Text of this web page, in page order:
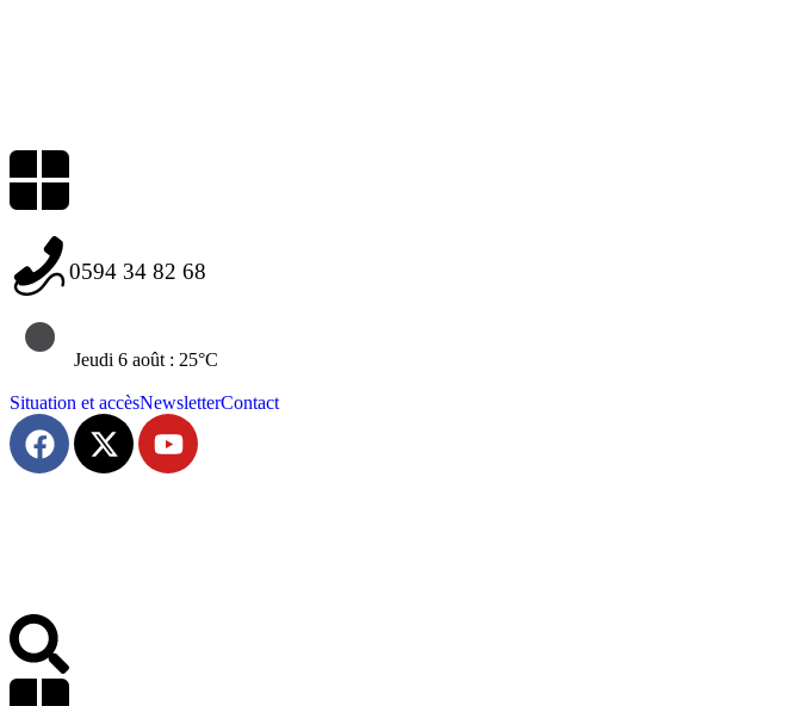
0594 34 82 68
Jeudi 6 août : 25°C
Situation et accèsNewsletterContact